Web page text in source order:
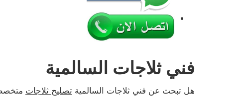
فني ثلاجات السالمية
هل تبحث عن فني ثلاجات السالمية تصليح ثلاجات